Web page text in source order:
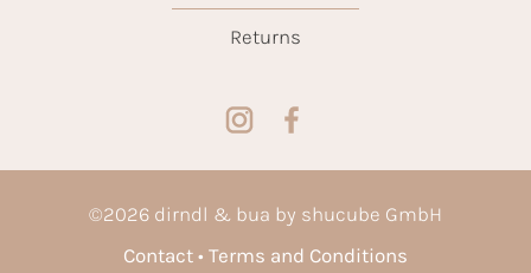
Returns
©2026 dirndl & bua by shucube GmbH
Contact
Terms and Conditions